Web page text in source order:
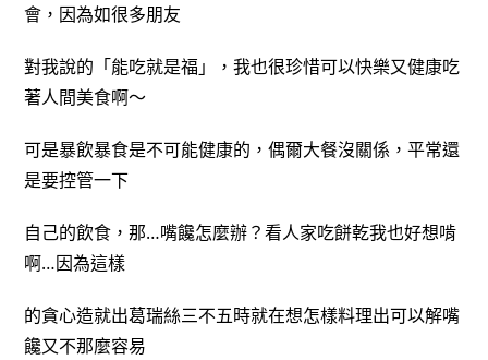
會，因為如很多朋友
對我說的「能吃就是福」，我也很珍惜可以快樂又健康吃
著人間美食啊～
可是暴飲暴食是不可能健康的，偶爾大餐沒關係，平常還
是要控管一下
自己的飲食，那…嘴饞怎麼辦？看人家吃餅乾我也好想啃
啊…因為這樣
的貪心造就出葛瑞絲三不五時就在想怎樣料理出可以解嘴
饞又不那麼容易